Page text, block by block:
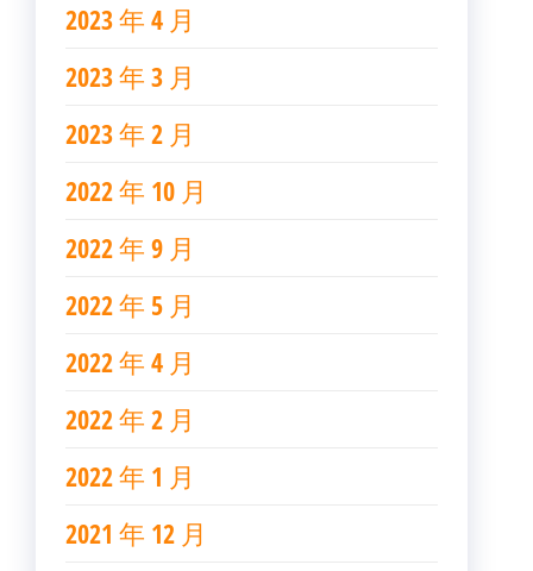
2023 年 4 月
2023 年 3 月
2023 年 2 月
2022 年 10 月
2022 年 9 月
2022 年 5 月
2022 年 4 月
2022 年 2 月
2022 年 1 月
2021 年 12 月